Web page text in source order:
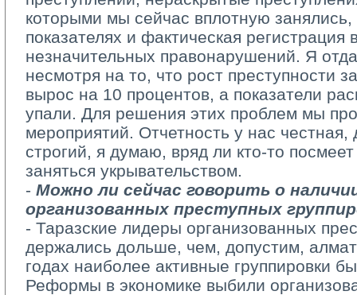
которыми мы сейчас вплотную занялись,
показателях и фактическая
незначительных правонарушений. Я
несмотря на то, что рост преступности
вырос на 10 процентов, а показатели
упали. Для решения этих проблем мы
мероприятий. Отчетность у нас честная,
строгий, я думаю, вряд ли кто-то
заняться укрывательством.
- Можно ли сейчас говорить о
организованных преступных
- Таразские лидеры организованных
держались дольше, чем, допустим,
годах наиболее активные группировки
Реформы в экономике выбили